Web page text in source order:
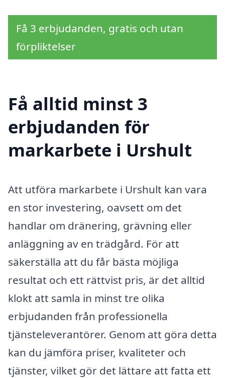
Få 3 erbjudanden, gratis och utan
förpliktelser
Få alltid minst 3
erbjudanden för
markarbete i Urshult
Att utföra markarbete i Urshult kan vara
en stor investering, oavsett om det
handlar om dränering, grävning eller
anläggning av en trädgård. För att
säkerställa att du får bästa möjliga
resultat och ett rättvist pris, är det alltid
klokt att samla in minst tre olika
erbjudanden från professionella
tjänsteleverantörer. Genom att göra detta
kan du jämföra priser, kvaliteter och
tjänster, vilket gör det lättare att fatta ett